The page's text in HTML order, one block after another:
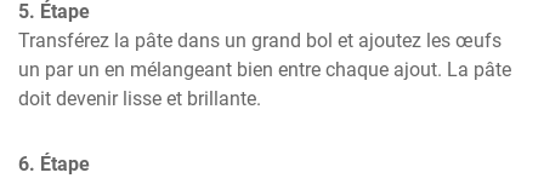
5. Étape
Transférez la pâte dans un grand bol et ajoutez les œufs
un par un en mélangeant bien entre chaque ajout. La pâte
doit devenir lisse et brillante.
6. Étape